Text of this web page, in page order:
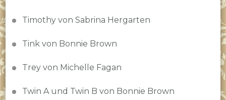
Timothy von Sabrina Hergarten
Tink von Bonnie Brown
Trey von Michelle Fagan
Twin A und Twin B von Bonnie Brown